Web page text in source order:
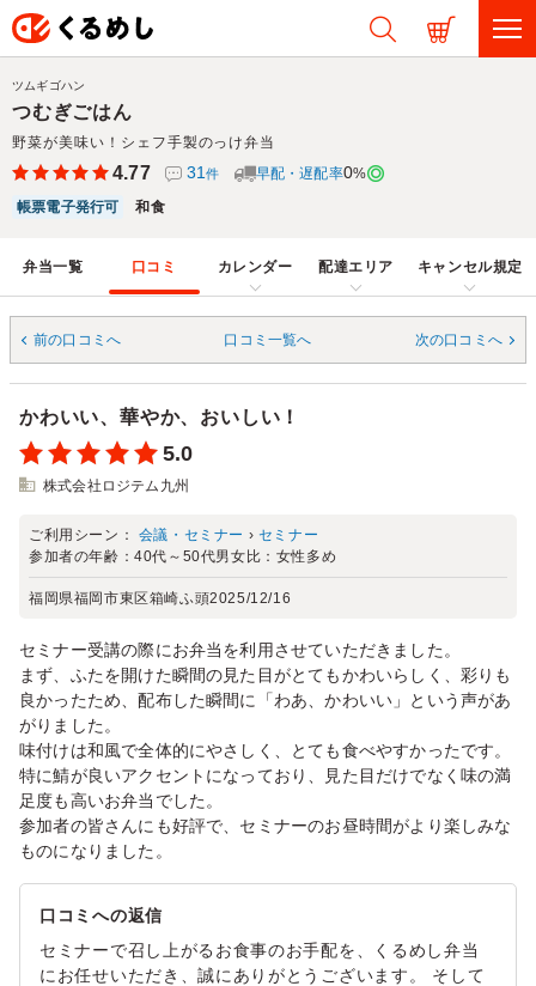
つむぎごはん
野菜が美味い！シェフ手製のっけ弁当
ツムギゴハン
4.77 31件 早配・遅配率0%
帳票電子発行可
和食
弁当一覧 口コミ カレンダー 配達エリア キャンセル規定
前の口コミへ 口コミ一覧へ 次の口コミへ
かわいい、華やか、おいしい！
5.0
株式会社ロジテム九州
ご利用シーン： 会議・セミナー › セミナー
参加者の年齢：40代～50代男女比： 女性多め
福岡県福岡市東区箱崎ふ頭2025/12/16
セミナー受講の際にお弁当を利用させていただきました。
まず、ふたを開けた瞬間の見た目がとてもかわいらしく、彩りも
良かったため、配布した瞬間に「わあ、かわいい」という声があ
がりました。
味付けは和風で全体的にやさしく、とても食べやすかったです。
特に鯖が良いアクセントになっており、見た目だけでなく味の満
足度も高いお弁当でした。
参加者の皆さんにも好評で、セミナーのお昼時間がより楽しみな
ものになりました。
口コミへの返信
セミナーで召し上がるお食事のお手配を、くるめし弁当
にお任せいただき、誠にありがとうございます。 そして